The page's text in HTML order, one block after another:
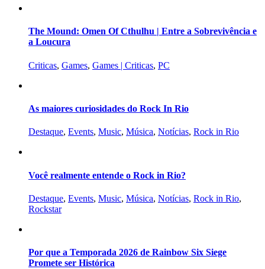
The Mound: Omen Of Cthulhu | Entre a Sobrevivência e
a Loucura
Criticas, Games, Games | Criticas, PC
As maiores curiosidades do Rock In Rio
Destaque, Events, Music, Música, Notícias, Rock in Rio
Você realmente entende o Rock in Rio?
Destaque, Events, Music, Música, Notícias, Rock in Rio,
Rockstar
Por que a Temporada 2026 de Rainbow Six Siege
Promete ser Histórica